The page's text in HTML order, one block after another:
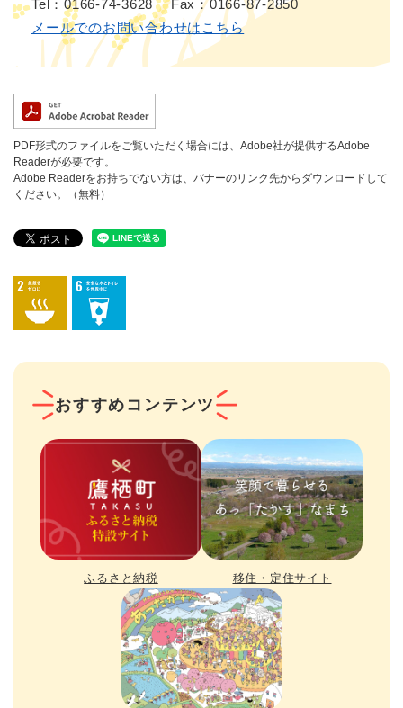
Tel：0166-74-3628
Fax：0166-87-2850
メールでのお問い合わせはこちら
PDF形式のファイルをご覧いただく場合には、Adobe社が提供するAdobe
Readerが必要です。
Adobe Readerをお持ちでない方は、バナーのリンク先からダウンロードして
ください。（無料）
おすすめコンテンツ
ふるさと納税 移住・定住サイト